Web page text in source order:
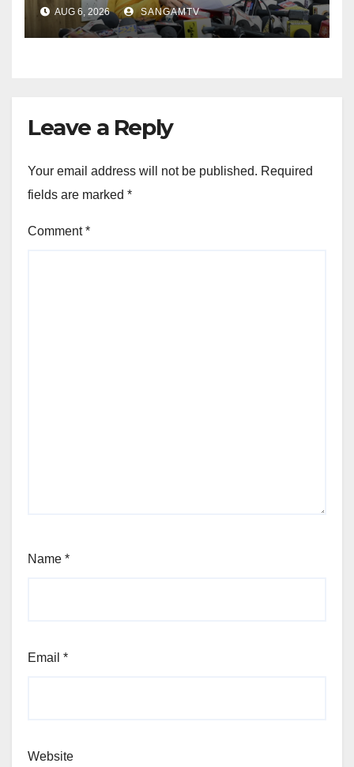
AUG 6, 2026 SANGAMTV
Leave a Reply
Your email address will not be published. Required
fields are marked *
Comment*
Name *
Email *
Website